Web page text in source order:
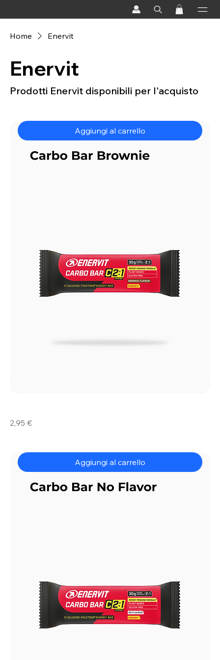
Home Enervit
Enervit
Prodotti Enervit disponibili per l'acquisto
Aggiungi al carrello
Bar
Brownie
Prezzo
2,95 €
Aggiungi al carrello